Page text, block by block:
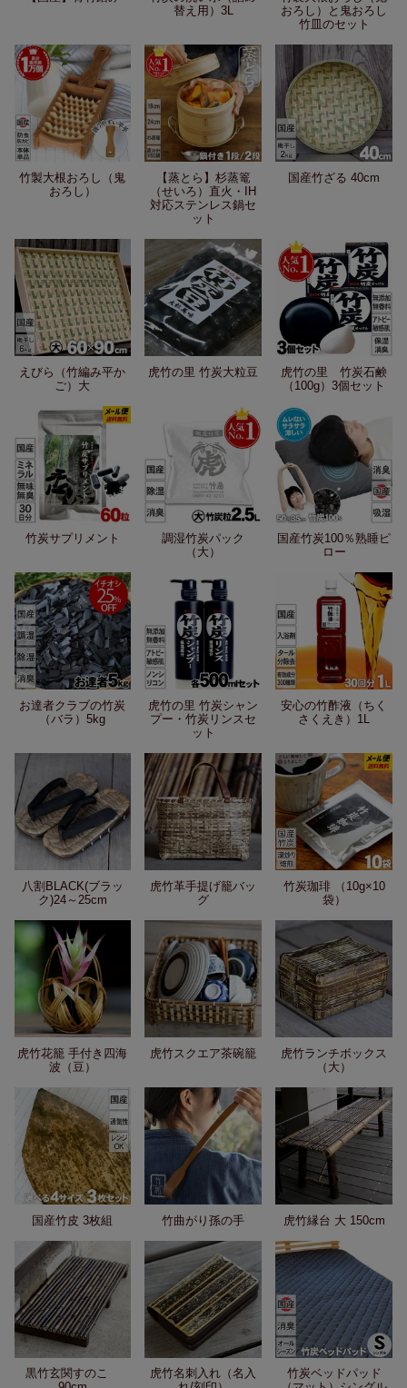
替え用）3L
おろし）と鬼おろし
竹皿のセット
竹製大根おろし（鬼
おろし）
【蒸とら】杉蒸篭
（せいろ）直火・IH
対応ステンレス鍋セ
ット
国産竹ざる 40cm
えびら（竹編み平か
ご）大
虎竹の里 竹炭大粒豆
虎竹の里 竹炭石鹸
（100g）3個セット
竹炭サプリメント
調湿竹炭パック
（大）
国産竹炭100％熟睡ピ
ロー
お達者クラブの竹炭
（バラ）5kg
虎竹の里 竹炭シャン
プー・竹炭リンスセ
ット
安心の竹酢液（ちく
さくえき）1L
八割BLACK(ブラッ
ク)24～25cm
虎竹革手提げ籠バッ
グ
竹炭珈琲 （10g×10
袋）
虎竹花籠 手付き四海
波（豆）
虎竹スクエア茶碗籠
虎竹ランチボックス
（大）
国産竹皮 3枚組 竹曲がり孫の手 虎竹縁台 大 150cm
黒竹玄関すのこ
虎竹名刺入れ（名入
竹炭ベッドパッド